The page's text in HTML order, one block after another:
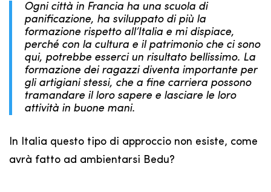
Ogni città in Francia ha una scuola di
panificazione, ha sviluppato di più la
formazione rispetto all’Italia e mi dispiace,
perché con la cultura e il patrimonio che ci sono
qui, potrebbe esserci un risultato bellissimo. La
formazione dei ragazzi diventa importante per
gli artigiani stessi, che a fine carriera possono
tramandare il loro sapere e lasciare le loro
attività in buone mani.
In Italia questo tipo di approccio non esiste, come
avrà fatto ad ambientarsi Bedu?